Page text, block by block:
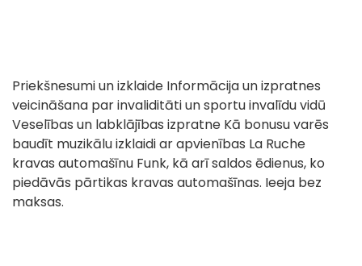
Priekšnesumi un izklaide Informācija un izpratnes
veicināšana par invaliditāti un sportu invalīdu vidū
Veselības un labklājības izpratne Kā bonusu varēs
baudīt muzikālu izklaidi ar apvienības La Ruche
kravas automašīnu Funk, kā arī saldos ēdienus, ko
piedāvās pārtikas kravas automašīnas. Ieeja bez
maksas.